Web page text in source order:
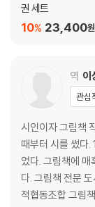
권 세트
23,400원
10%
역 이
관심
시인이자 그림책
때부터 시를 썼다
었다. 그림책에 매
다. 그림책 전문
적협동조합 그림